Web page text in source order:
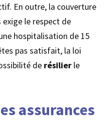
En outre, la couverture
le respect de
hospitalisation de 15
pas satisfait, la loi
de résilier le
assurances